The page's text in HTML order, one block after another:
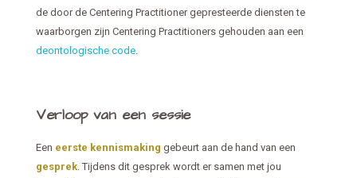
de door de Centering Practitioner gepresteerde diensten te
waarborgen zijn Centering Practitioners gehouden aan een
deontologische code.
Verloop van een sessie
Een eerste kennismaking gebeurt aan de hand van een
gesprek. Tijdens dit gesprek wordt er samen met jou